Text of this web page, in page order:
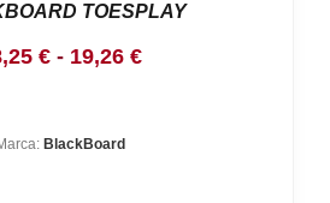
TOESPLAY
€ - 19,26 €Rango
BlackBoard